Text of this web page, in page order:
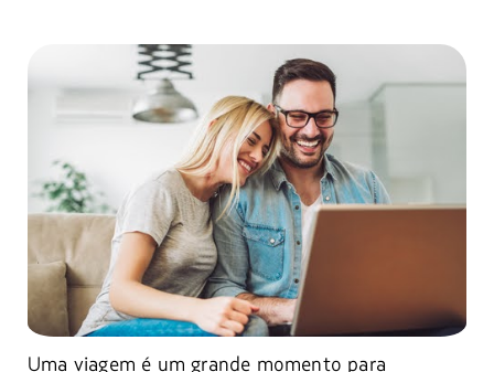
Uma viagem é um grande momento para